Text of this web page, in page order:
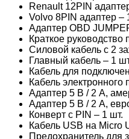
Renault 12PIN
Volvo 8PIN адаптер –
Адаптер OBD
Краткое руководство
Силовой кабель с 2
Главный кабель – 1
Кабель для
Кабель
Адаптер 5 В / 2 А,
Адаптер 5 В / 2 А,
Конверт с PIN – 1 шт.
Кабель USB на Micro
Предохранитель для